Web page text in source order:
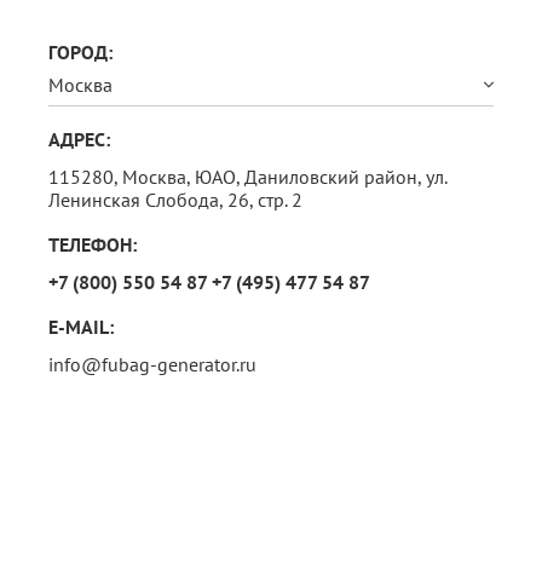
ГОРОД:
Москва
АДРЕС:
115280, Москва, ЮАО, Даниловский район, ул.
Ленинская Слобода, 26, стр. 2
ТЕЛЕФОН:
+7 (800) 550 54 87 +7 (495) 477 54 87
E-MAIL:
info@fubag-generator.ru